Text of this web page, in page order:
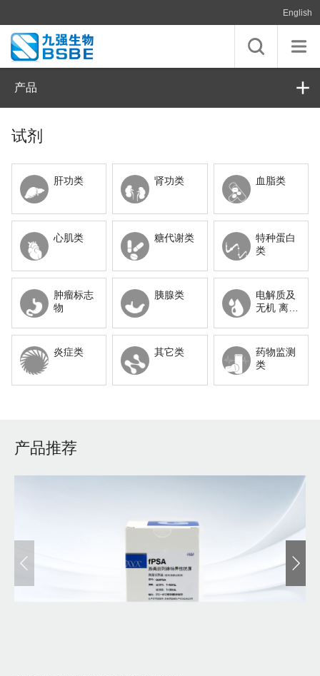
English
产品
试剂
肝功类 肾功类 血脂类
心肌类 糖代谢类
特种蛋白
类
肿瘤标志
物
胰腺类
电解质及
无机 离子
炎症类 其它类
药物监测
类
产品推荐